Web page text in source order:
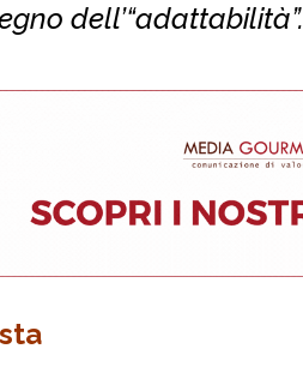
dell’“adattabilità”.